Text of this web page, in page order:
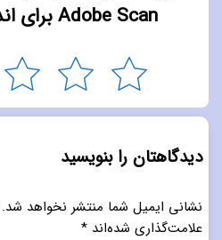
Adobe Scan برای اندروید" چیست؟
دیدگاهتان را بنویسید
نشانی ایمیل شما منتشر نخواهد شد.
علامت‌گذاری شده‌اند *